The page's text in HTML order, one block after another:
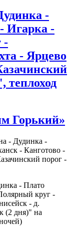
-
Игарка -
-
- Ярцево
теплоход
Горький»
- Дудинка -
- Канготово -
порог -
- Плато
круг -
- д.
(2 дня)" на